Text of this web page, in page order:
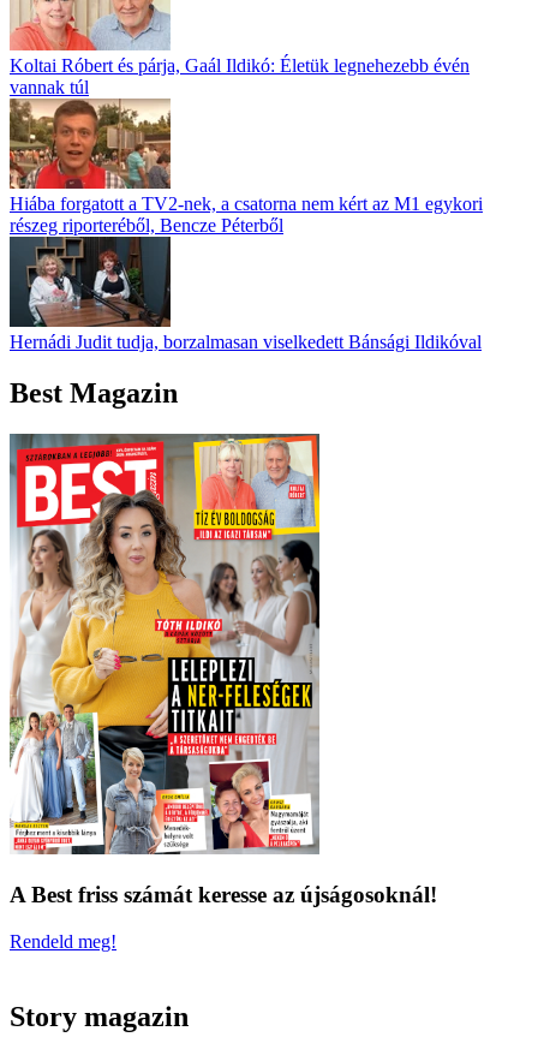
Koltai Róbert és párja, Gaál Ildikó: Életük legnehezebb évén
vannak túl
Hiába forgatott a TV2-nek, a csatorna nem kért az M1 egykori
részeg riporteréből, Bencze Péterből
Hernádi Judit tudja, borzalmasan viselkedett Bánsági Ildikóval
Best Magazin
A Best friss számát keresse az újságosoknál!
Rendeld meg!
Story magazin